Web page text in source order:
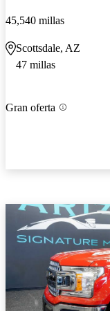
45,540 millas
Scottsdale, AZ
47 millas
Gran oferta